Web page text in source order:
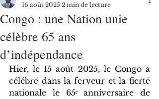
Congo : une Nation unie
célèbre 65 ans
d’indépendance
16 août 2025 2 min de lecture
Hier, le 15 août 2025, le Congo a
célébré dans la ferveur et la fierté
nationale le 65ᵉ anniversaire de